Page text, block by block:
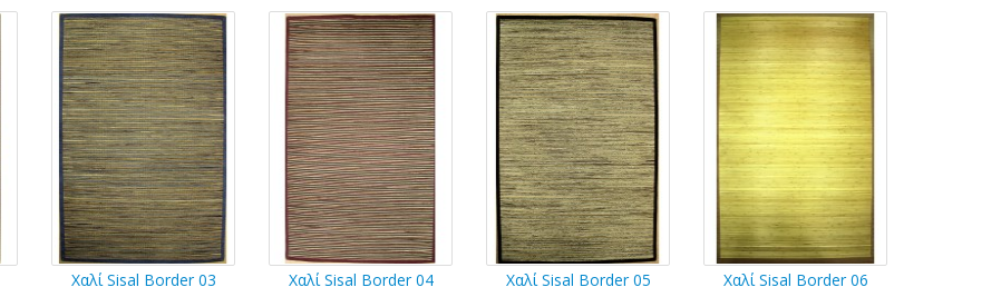
Χαλί Sisal Border 03 Χαλί Sisal Border 04 Χαλί Sisal Border 05 Χαλί Sisal Border 06